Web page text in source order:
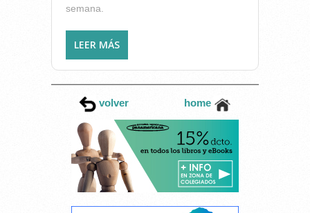
semana.
LEER MÁS
FISIOTERAPEUTAS PRESENTA
EN ONDA CERO SU NUEVA
DE LESIONES MÚSCULO-
ESQUELÉTICAS EN EL
TRABAJO
volver home